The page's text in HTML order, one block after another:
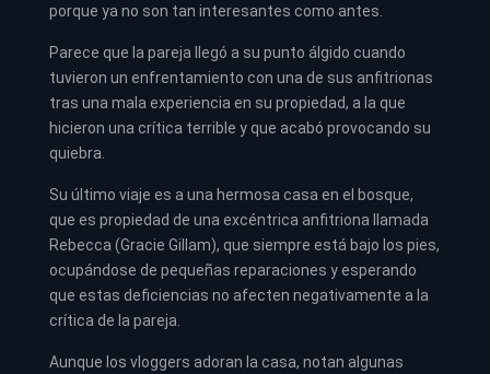
porque ya no son tan interesantes como antes.
Parece que la pareja llegó a su punto álgido cuando
tuvieron un enfrentamiento con una de sus anfitrionas
tras una mala experiencia en su propiedad, a la que
hicieron una crítica terrible y que acabó provocando su
quiebra.
Su último viaje es a una hermosa casa en el bosque,
que es propiedad de una excéntrica anfitriona llamada
Rebecca (Gracie Gillam), que siempre está bajo los pies,
ocupándose de pequeñas reparaciones y esperando
que estas deficiencias no afecten negativamente a la
crítica de la pareja.
Aunque los vloggers adoran la casa, notan algunas